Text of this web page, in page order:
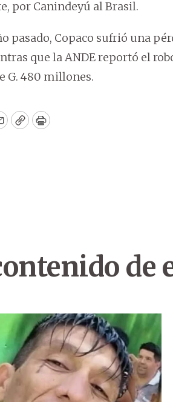
por Canindeyú al Brasil.
pasado, Copaco sufrió una
que la ANDE reportó el
G. 480 millones.
CopyPrint
de